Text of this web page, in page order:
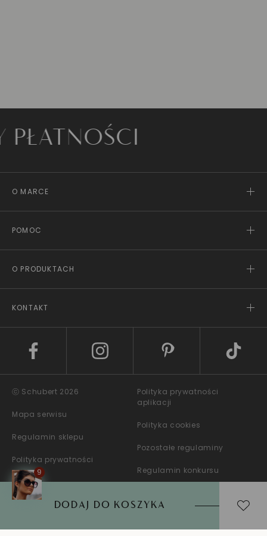
DODAJ DO KOSZYKA
O MARCE
POMOC
O PRODUKTACH
KONTAKT
ⓒ Schubert 2026
Mapa serwisu
Regulamin sklepu
Polityka prywatności
Polityka prywatności
aplikacji
Polityka cookies
Pozostałe regulaminy
Regulamin konkursu